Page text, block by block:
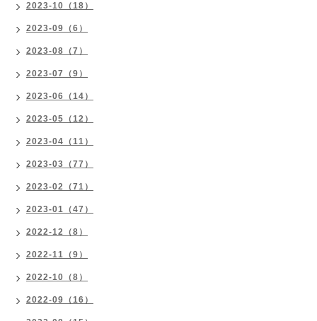
2023-10（18）
2023-09（6）
2023-08（7）
2023-07（9）
2023-06（14）
2023-05（12）
2023-04（11）
2023-03（77）
2023-02（71）
2023-01（47）
2022-12（8）
2022-11（9）
2022-10（8）
2022-09（16）